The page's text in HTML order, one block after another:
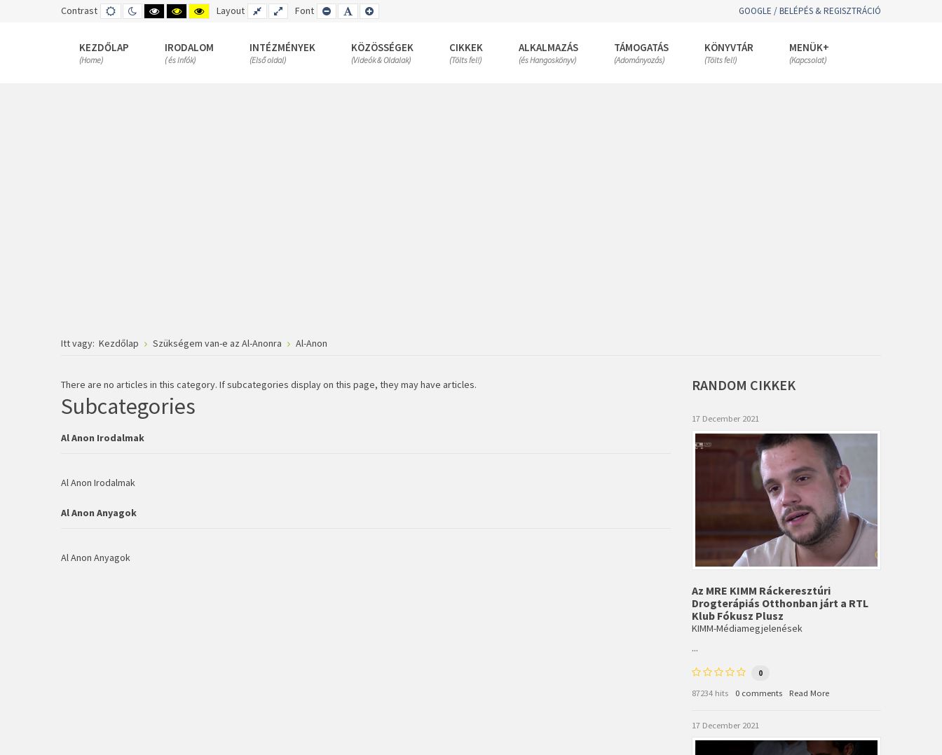
Contrast DEFAULT
MODE
NIGHT
MODE
HIGH
CONTRAST
MODE
HIGH
CONTRAST
MODE
HIGH
CONTRAST
MODE
Layout FIXED
LAYOUT
WIDE
LAYOUT
Font SET
SMALLER
SET
DEFAULT
SET
LARGER
GOOGLE / BELÉPÉS & REGISZTRÁCIÓ
KEZDŐLAP
(Home)
IRODALOM
( és Infók)
INTÉZMÉNYEK
(Első oldal)
KÖZÖSSÉGEK
(Videók & Oldalak)
CIKKEK
(Tölts fel!)
ALKALMAZÁS
(és Hangoskönyv)
TÁMOGATÁS
(Adományozás)
KÖNYVTÁR
(Tölts fel!)
MENÜK+
(Kapcsolat)
Itt vagy: Kezdőlap Szükségem van-e az Al-Anonra Al-Anon
There are no articles in this category. If subcategories display on this page, they may have articles.
Subcategories
Al Anon Irodalmak
Al Anon Irodalmak
Al Anon Anyagok
Al Anon Anyagok
RANDOM CIKKEK
17 December 2021
Az MRE KIMM Ráckeresztúri
Drogterápiás Otthonban járt a RTL
Klub Fókusz Plusz
KIMM-Médiamegjelenések
...
0
87234 hits 0 comments Read More
17 December 2021